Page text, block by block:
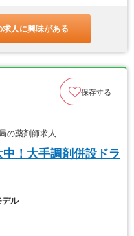
求人に興味がある
保存する
の薬剤師求人
中！大手調剤併設ドラ
デル